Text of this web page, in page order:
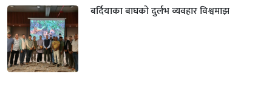
बर्दियाका बाघको दुर्लभ व्यवहार विश्वमाझ